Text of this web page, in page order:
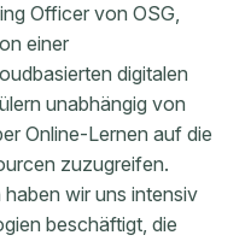
Officer von OSG,
einer
digitalen
unabhängig von
Online-Lernen auf die
zuzugreifen.
wir uns intensiv
beschäftigt, die